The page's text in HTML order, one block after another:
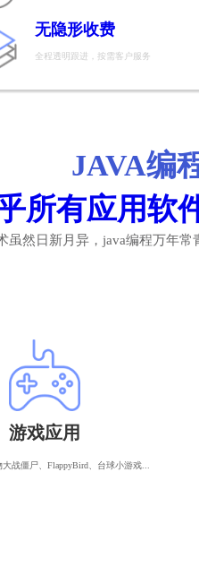
无隐形收费
全程透明跟进，按需客户服务
JAVA编
所有应用软
虽然日新月异，java编程万年常
游戏应用
战僵尸、FlappyBird、台球小游戏...